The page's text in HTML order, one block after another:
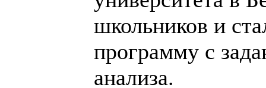
школьников и
программу с
анализа.